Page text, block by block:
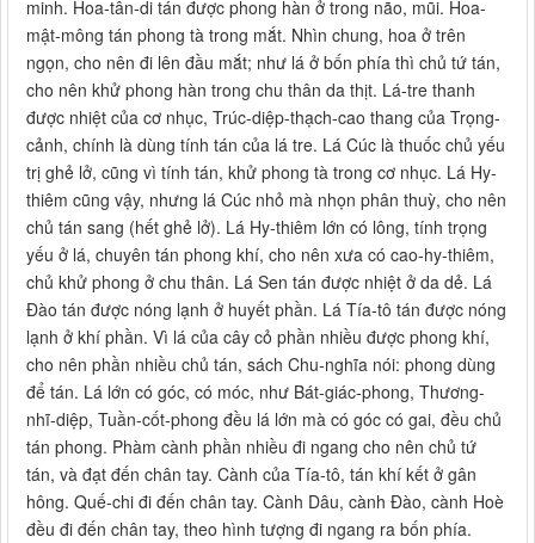
minh. Hoa-tân-di tán được phong hàn ở trong não, mũi. Hoa-
mật-mông tán phong tà trong mắt. Nhìn chung, hoa ở trên
ngọn, cho nên đi lên đầu mắt; như lá ở bốn phía thì chủ tứ tán,
cho nên khử phong hàn trong chu thân da thịt. Lá-tre thanh
được nhiệt của cơ nhục, Trúc-diệp-thạch-cao thang của Trọng-
cảnh, chính là dùng tính tán của lá tre. Lá Cúc là thuốc chủ yếu
trị ghẻ lở, cũng vì tính tán, khử phong tà trong cơ nhục. Lá Hy-
thiêm cũng vậy, nhưng lá Cúc nhỏ mà nhọn phân thuỳ, cho nên
chủ tán sang (hết ghẻ lở). Lá Hy-thiêm lớn có lông, tính trọng
yếu ở lá, chuyên tán phong khí, cho nên xưa có cao-hy-thiêm,
chủ khử phong ở chu thân. Lá Sen tán được nhiệt ở da dẻ. Lá
Đào tán được nóng lạnh ở huyết phần. Lá Tía-tô tán được nóng
lạnh ở khí phần. Vì lá của cây cỏ phần nhiều được phong khí,
cho nên phần nhiều chủ tán, sách Chu-nghĩa nói: phong dùng
để tán. Lá lớn có góc, có móc, như Bát-giác-phong, Thương-
nhĩ-diệp, Tuần-cốt-phong đều lá lớn mà có góc có gai, đều chủ
tán phong. Phàm cành phần nhiều đi ngang cho nên chủ tứ
tán, và đạt đến chân tay. Cành của Tía-tô, tán khí kết ở gân
hông. Quế-chi đi đến chân tay. Cành Dâu, cành Đào, cành Hoè
đều đi đến chân tay, theo hình tượng đi ngang ra bốn phía.